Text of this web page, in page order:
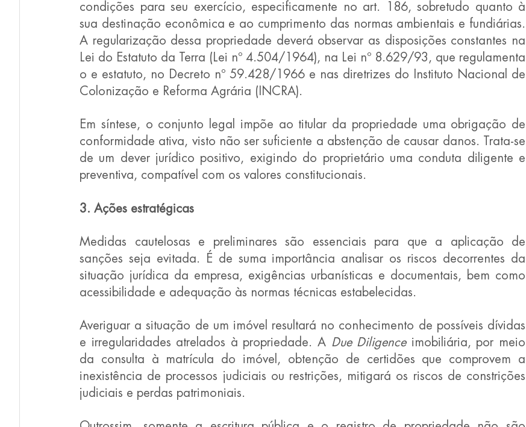
condições para seu exercício, especificamente no art. 186, sobretudo quanto à
sua destinação econômica e ao cumprimento das normas ambientais e fundiárias.
A regularização dessa propriedade deverá observar as disposições constantes na
Lei do Estatuto da Terra (Lei nº 4.504/1964), na Lei nº 8.629/93, que regulamenta
o e estatuto, no Decreto nº 59.428/1966 e nas diretrizes do Instituto Nacional de
Colonização e Reforma Agrária (INCRA).
Em síntese, o conjunto legal impõe ao titular da propriedade uma obrigação de
conformidade ativa, visto não ser suficiente a abstenção de causar danos. Trata-se
de um dever jurídico positivo, exigindo do proprietário uma conduta diligente e
preventiva, compatível com os valores constitucionais.
3. Ações estratégicas
Medidas cautelosas e preliminares são essenciais para que a aplicação de
sanções seja evitada. É de suma importância analisar os riscos decorrentes da
situação jurídica da empresa, exigências urbanísticas e documentais, bem como
acessibilidade e adequação às normas técnicas estabelecidas.
Averiguar a situação de um imóvel resultará no conhecimento de possíveis dívidas
e irregularidades atrelados à propriedade. A Due Diligence imobiliária, por meio
da consulta à matrícula do imóvel, obtenção de certidões que comprovem a
inexistência de processos judiciais ou restrições, mitigará os riscos de constrições
judiciais e perdas patrimoniais.